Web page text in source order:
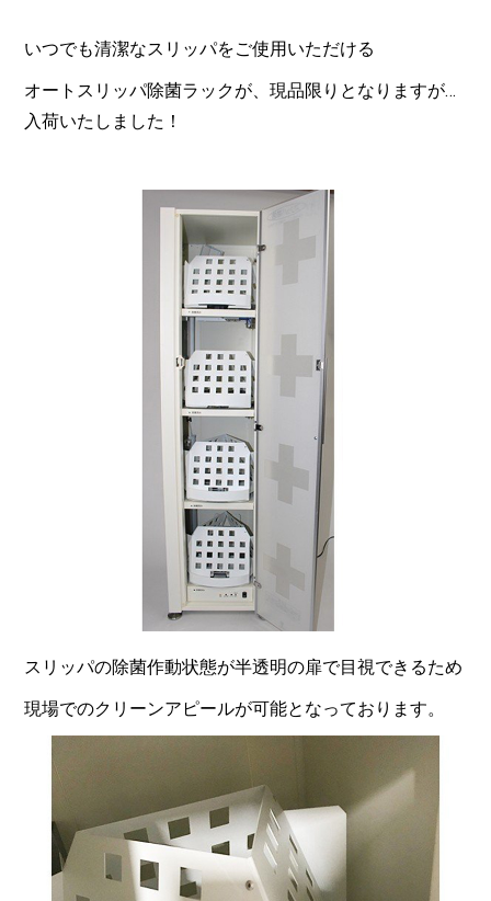
いつでも清潔なスリッパをご使用いただける
オートスリッパ除菌ラックが、現品限りとなりますが…
入荷いたしました！
スリッパの除菌作動状態が半透明の扉で目視できるため
現場でのクリーンアピールが可能となっております。